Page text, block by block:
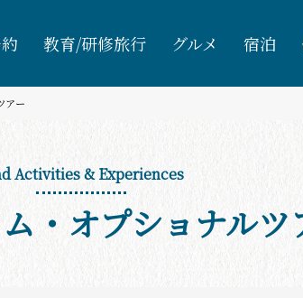
教育/研修旅行 グルメ 宿泊
アー
Activities & Experiences
・オプショナルツ